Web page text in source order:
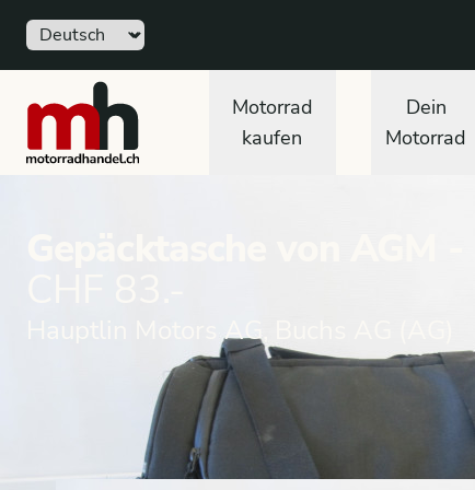
Sprache
motorradhandel.ch
Motorrad
kaufen
Dein
Motorrad
Hauptlin Motors AG, Buchs AG (AG)
Marktplatz Zubehör Gepäcksysteme